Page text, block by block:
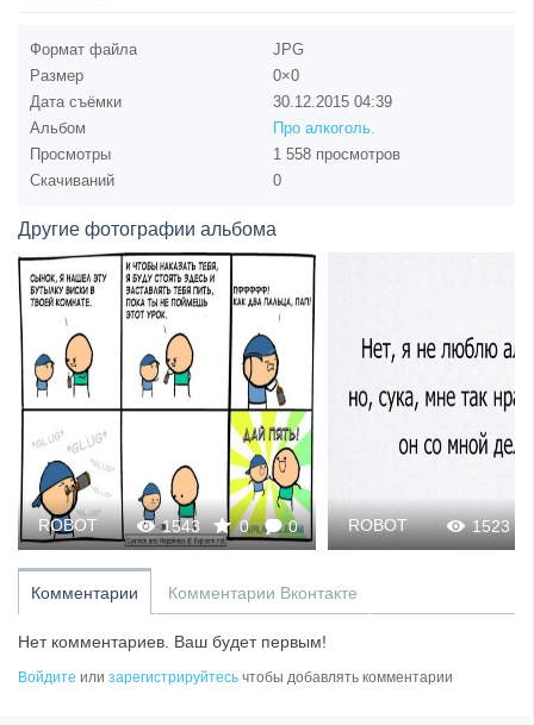
Формат файла
JPG
Размер
0×0
Дата съёмки
30.12.2015 04:39
Альбом
Про алкоголь.
Просмотры
1 558 просмотров
Скачиваний
0
Другие фотографии альбома
1543 0 0
ROBOT 1523
ROBOT
Комментарии Комментарии Вконтакте
Нет комментариев. Ваш будет первым!
Войдите или зарегистрируйтесь чтобы добавлять комментарии